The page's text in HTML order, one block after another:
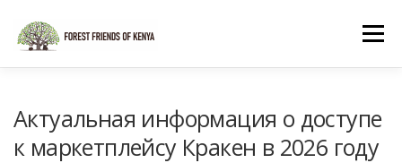
content
Menu
Актуальная информация о доступе
к маркетплейсу Кракен в 2026 году